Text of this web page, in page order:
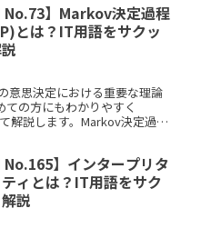
No.73】Markov決定過程
とは？IT用語をサクッ
意思決定における重要な理論
の方にもわかりやすく
解説します。Markov決定過程
No.165】インタープリタ
ィとは？IT用語をサク
説